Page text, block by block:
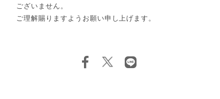
ございません。
ご理解賜りますようお願い申し上げます。